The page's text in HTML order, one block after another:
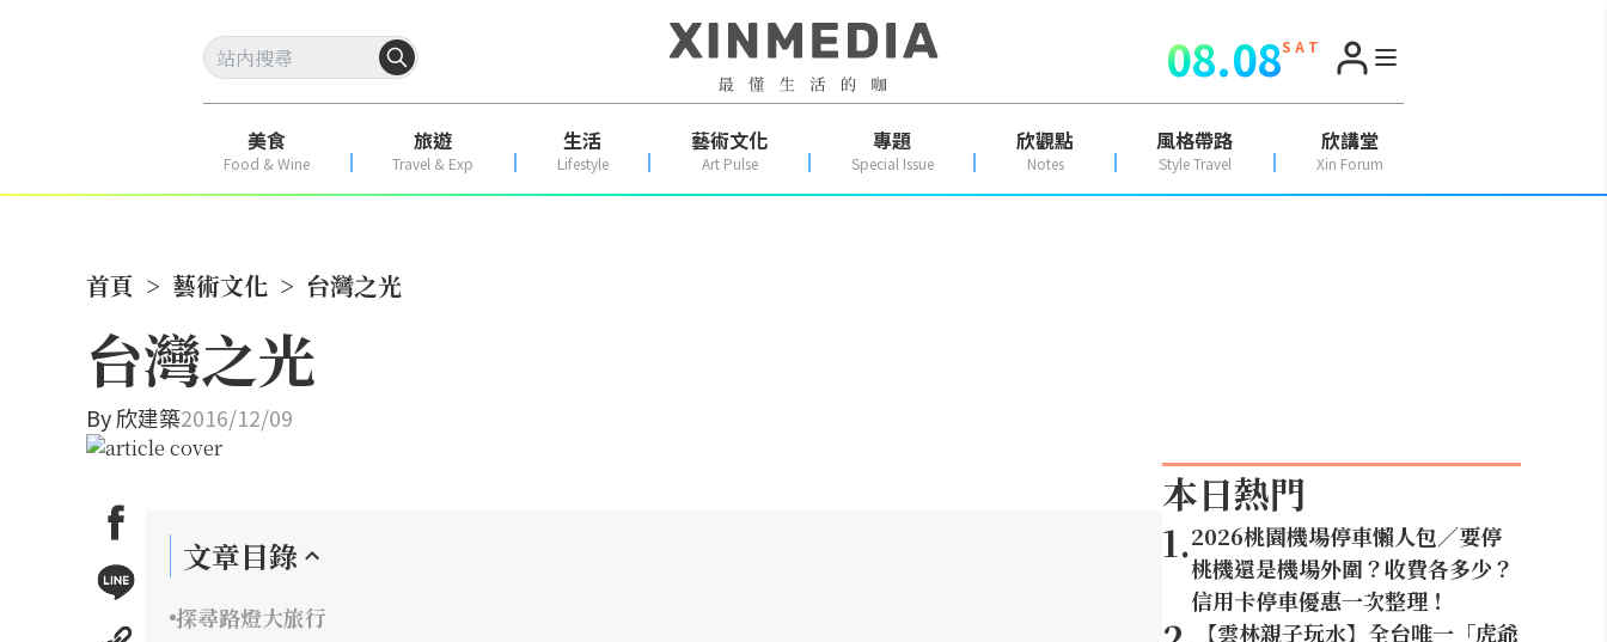
08.08S A T
美食
Food & Wine
旅遊
Travel & Exp
生活
Lifestyle
藝術文化
Art Pulse
專題
Special Issue
欣觀點
Notes
風格帶路
Style Travel
欣講堂
Xin Forum
首頁 > 藝術文化 > 台灣之光
台灣之光
By欣建築2016/12/09
文章目錄
探尋路燈大旅行
本日熱門
1.2026桃園機場停車懶人包／要停
桃機還是機場外圍？收費各多少？
信用卡停車優惠一次整理！
【雲林親子玩水】全台唯一「虎爺